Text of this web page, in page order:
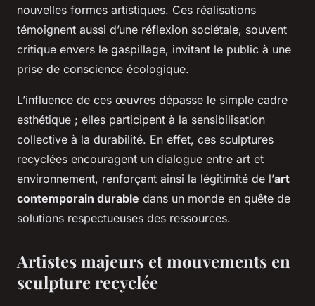
nouvelles formes artistiques. Ces réalisations
témoignent aussi d’une réflexion sociétale, souvent
critique envers le gaspillage, invitant le public à une
prise de conscience écologique.
L’influence de ces œuvres dépasse le simple cadre
esthétique ; elles participent à la sensibilisation
collective à la durabilité. En effet, ces sculptures
recyclées encouragent un dialogue entre art et
environnement, renforçant ainsi la légitimité de l’art
contemporain durable dans un monde en quête de
solutions respectueuses des ressources.
Artistes majeurs et mouvements en
sculpture recyclée